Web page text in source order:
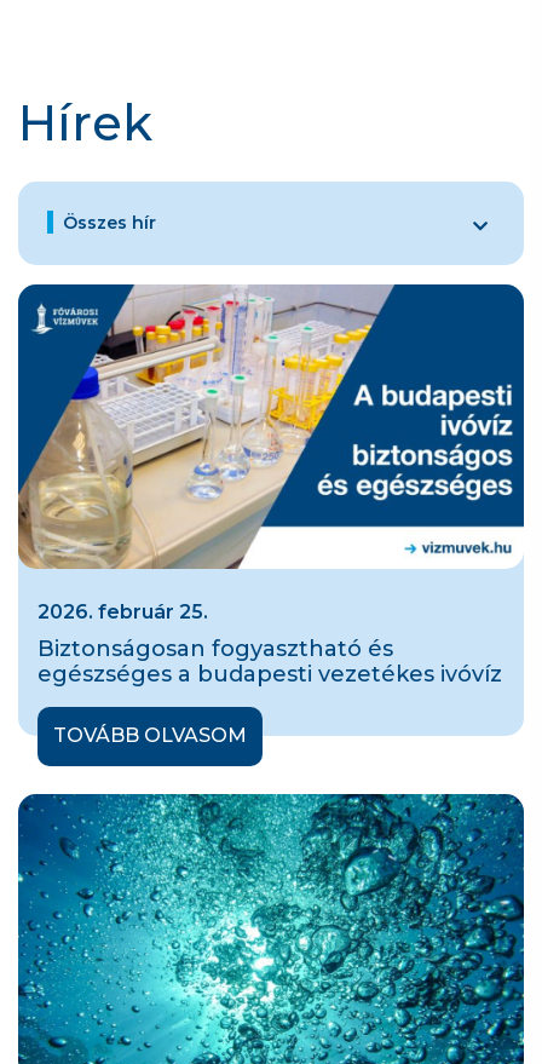
Hírek
Összes hír
2026. február 25.
Biztonságosan fogyasztható és
egészséges a budapesti vezetékes ivóvíz
TOVÁBB OLVASOM